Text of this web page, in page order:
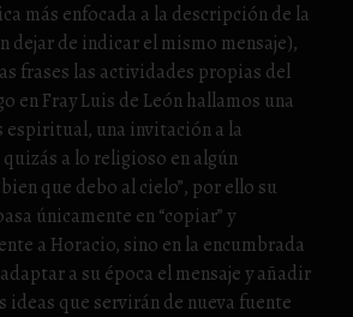
más enfocada a la descripción de la
dejar de indicar el mismo mensaje),
frases las actividades propias del
en Fray Luis de León hallamos una
espiritual, una invitación a la
a lo religioso en algún
que debo al cielo”, por ello su
únicamente en “copiar” y
a Horacio, sino en la encumbrada
a su época el mensaje y añadir
ideas que servirán de nueva fuente